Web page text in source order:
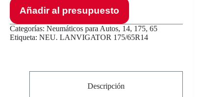
Añadir al presupuesto
Categorías: Neumáticos para Autos, 14, 175, 65
Etiqueta: NEU. LANVIGATOR 175/65R14
Descripción